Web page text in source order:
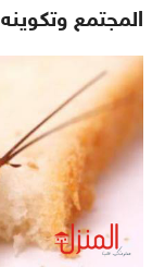
المجتمع وتكوينه